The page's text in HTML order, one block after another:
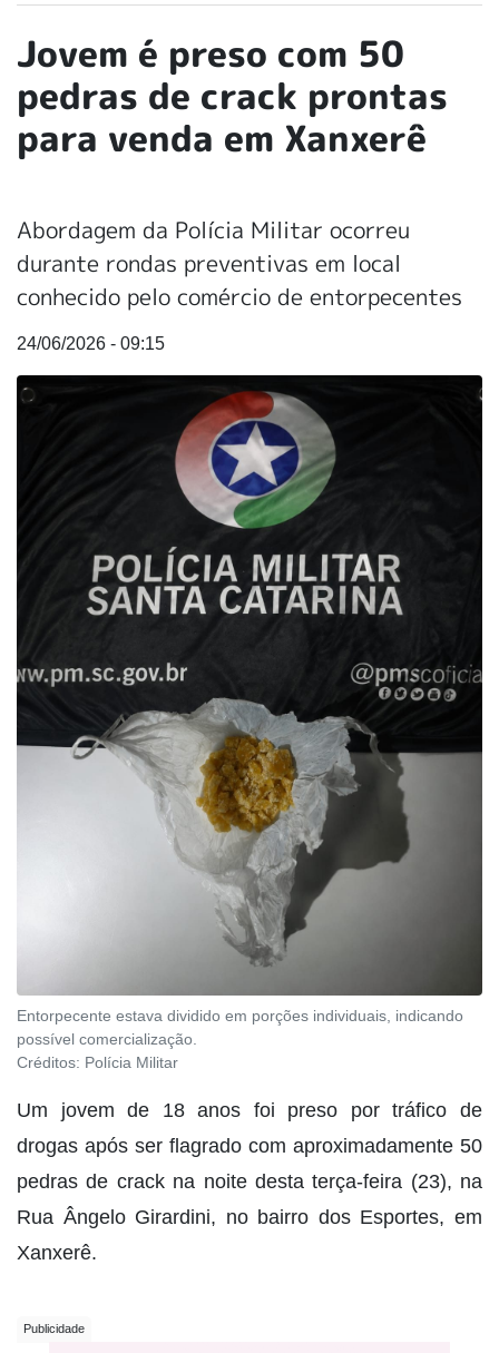
Jovem é preso com 50
pedras de crack prontas
para venda em Xanxerê
Abordagem da Polícia Militar ocorreu
durante rondas preventivas em local
conhecido pelo comércio de entorpecentes
24/06/2026 - 09:15
Entorpecente estava dividido em porções individuais, indicando
possível comercialização.
Créditos: Polícia Militar
Um jovem de 18 anos foi preso por tráfico de
drogas após ser flagrado com aproximadamente 50
pedras de crack na noite desta terça-feira (23), na
Rua Ângelo Girardini, no bairro dos Esportes, em
Xanxerê.